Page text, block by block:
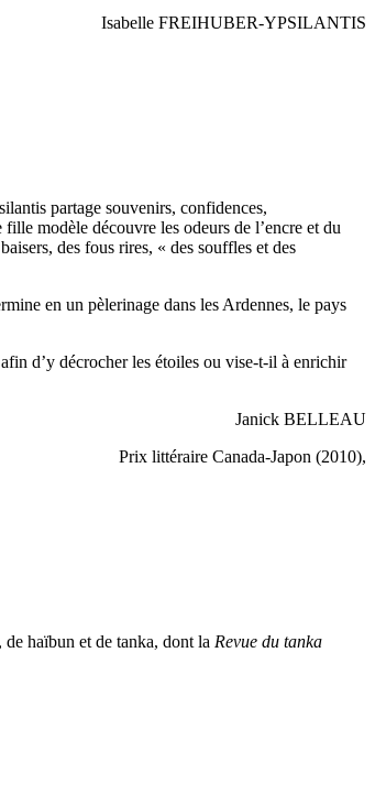
Isabelle FREIHUBER-YPSILANTIS
partage souvenirs, confidences,
modèle découvre les odeurs de l’encre et du
des fous rires, « des souffles et des
en un pèlerinage dans les Ardennes, le pays
d’y décrocher les étoiles ou vise-t-il à enrichir
Janick BELLEAU
Prix littéraire Canada-Japon (2010),
haïbun et de tanka, dont la Revue du tanka